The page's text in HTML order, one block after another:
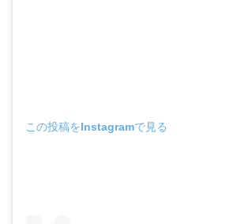
この投稿をInstagramで見る